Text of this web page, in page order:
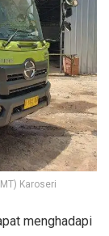
Karoseri
menghadapi